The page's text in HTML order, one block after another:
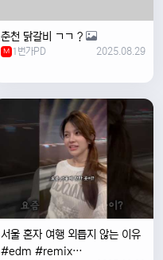
춘천 닭갈비 ㄱㄱ ?
M 1번가PD 2025.08.29
서울 혼자 여행 외릅지 않는 이유
#edm #remix